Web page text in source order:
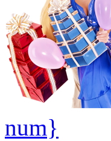
num}